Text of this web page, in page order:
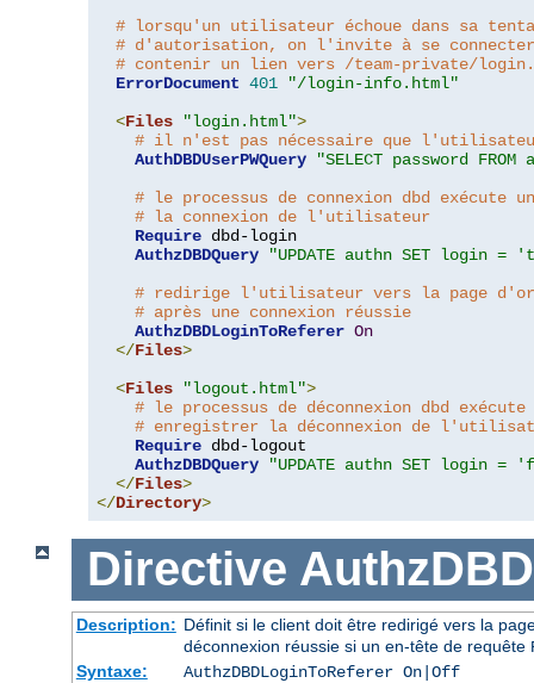
# lorsqu'un utilisateur échoue dans sa
# d'autorisation, on l'invite à se
# contenir un lien vers /team-private/
ErrorDocument 401
"/login-info.html"
<Files "login.html">
# il n'est pas nécessaire que
AuthDBDUserPWQuery
"SELECT password
# le processus de connexion dbd exécute
# la connexion de l'utilisateur
Require dbd-login
AuthzDBDQuery
"UPDATE authn SET login =
# redirige l'utilisateur vers la page
# après une connexion réussie
AuthzDBDLoginToReferer On
</Files>
<Files "logout.html">
# le processus de déconnexion dbd
# enregistrer la déconnexion de
Require dbd-logout
AuthzDBDQuery
"UPDATE authn SET login =
</Files>
</Directory>
Directive
Description: Définit si le client doit être redirigé vers la
déconnexion réussie si un en-tête de requête
Syntaxe:
AuthzDBDLoginToReferer On|Off